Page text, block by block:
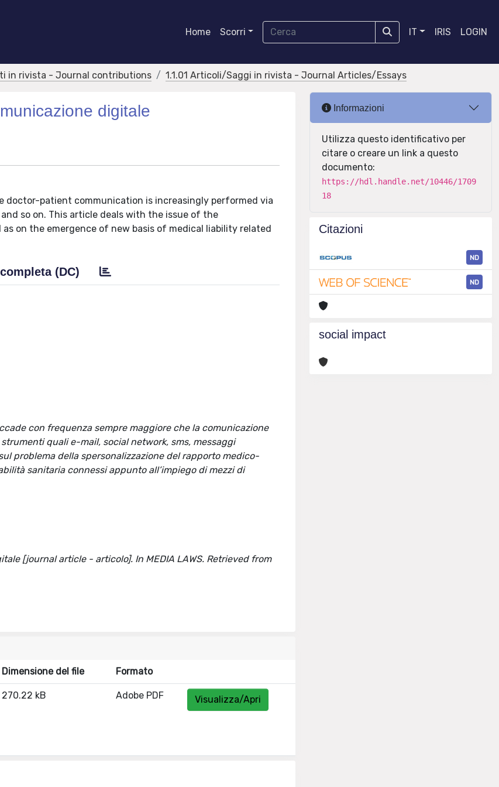
Home Scorri IT IRIS LOGIN
in rivista - Journal contributions 1.1.01 Articoli/Saggi in rivista - Journal Articles/Essays
digitale
patient communication is increasingly performed via
so on. This article deals with the issue of the
on the emergence of new basis of medical liability related
(DC)
con frequenza sempre maggiore che la comunicazione
quali e-mail, social network, sms, messaggi
problema della spersonalizzazione del rapporto medico-
sanitaria connessi appunto all’impiego di mezzi di
[journal article - articolo]. In MEDIA LAWS. Retrieved from
Dimensione del file Formato
270.22 kB Adobe PDF Visualizza/Apri
Informazioni
Utilizza questo identificativo per
citare o creare un link a questo
documento:
https://hdl.handle.net/10446/1709
18
Citazioni
ND
ND
social impact